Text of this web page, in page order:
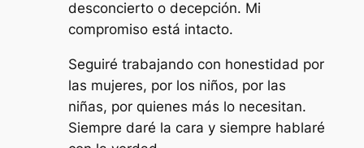
desconcierto o decepción. Mi
compromiso está intacto.
Seguiré trabajando con honestidad por
las mujeres, por los niños, por las
niñas, por quienes más lo necesitan.
Siempre daré la cara y siempre hablaré